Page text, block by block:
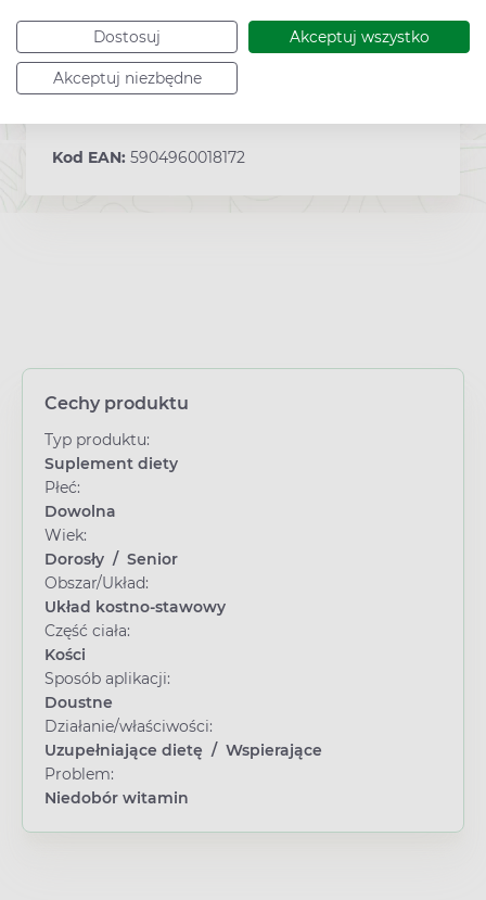
Dostosuj Akceptuj wszystko
Akceptuj niezbędne
Sposób przechowywania:
Kod EAN: 5904960018172
Cechy produktu
Typ produktu:
Suplement diety
Płeć:
Dowolna
Wiek:
Dorosły / Senior
Obszar/Układ:
Układ kostno-stawowy
Część ciała:
Kości
Sposób aplikacji:
Doustne
Działanie/właściwości:
Uzupełniające dietę / Wspierające
Problem:
Niedobór witamin